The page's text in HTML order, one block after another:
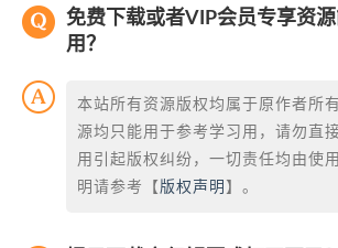
免费下载或者VIP会员专享资
用？
本站所有资源版权均属于原作者所
源均只能用于参考学习用，请勿直
用引起版权纠纷，一切责任均由使
明请参考【 版权声明 】。